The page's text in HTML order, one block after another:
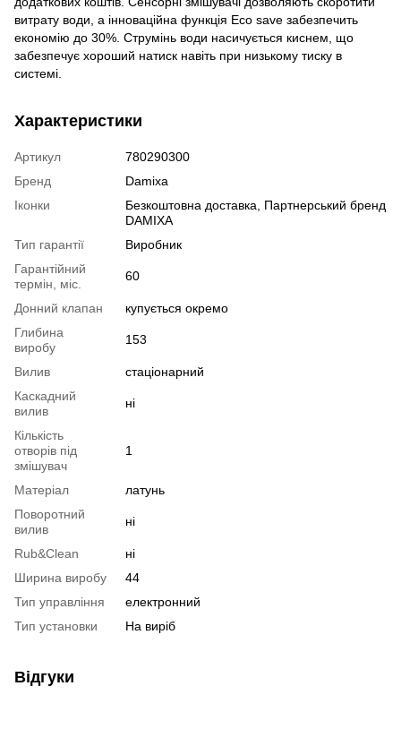
витрату води, а інноваційна функція Eco save забезпечить
економію до 30%. Струмінь води насичується киснем, що
забезпечує хороший натиск навіть при низькому тиску в
системі.
Характеристики
Артикул
780290300
Бренд
Damixa
Іконки
Безкоштовна доставка, Партнерський бренд
DAMIXA
Тип гарантії
Виробник
Гарантійний
термін, міс.
60
Донний клапан
купується окремо
Глибина
виробу
153
Вилив
стаціонарний
Каскадний
вилив
ні
Кількість
отворів під
змішувач
1
Матеріал
латунь
Поворотний
вилив
ні
Rub&Clean
ні
Ширина виробу
44
Тип управління
електронний
Тип установки
На виріб
Відгуки